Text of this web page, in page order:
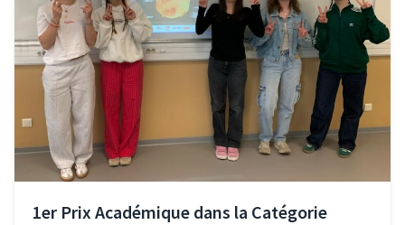
1er Prix Académique dans la Catégorie